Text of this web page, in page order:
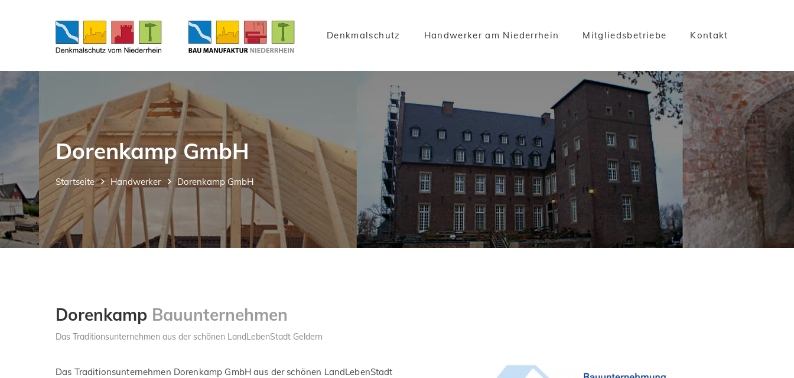
Denkmalschutz Handwerker am Niederrhein Mitgliedsbetriebe Kontakt
Dorenkamp GmbH
Startseite Handwerker Dorenkamp GmbH
Dorenkamp Bauunternehmen
Das Traditionsunternehmen aus der schönen LandLebenStadt Geldern
Das Traditionsunternehmen Dorenkamp GmbH aus der schönen LandLebenStadt